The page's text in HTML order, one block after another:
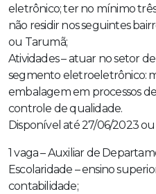
eletrônico; ter no mínimo três
não residir nos seguintes
ou Tarumã;
Atividades – atuar no setor
segmento eletroeletrônico:
embalagem em processos
controle de qualidade.
Disponível até 27/06/2023
1 vaga – Auxiliar de
Escolaridade – ensino
contabilidade;